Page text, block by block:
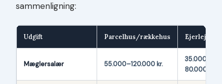
sammenligning:
Udgift Parcelhus/rækkehus
Mæglersalær 55.000–120.000 kr.
35.000–
80.000 kr.